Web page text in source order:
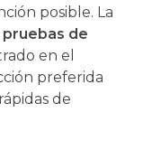
posible. La
pruebas de
en el
preferida
de